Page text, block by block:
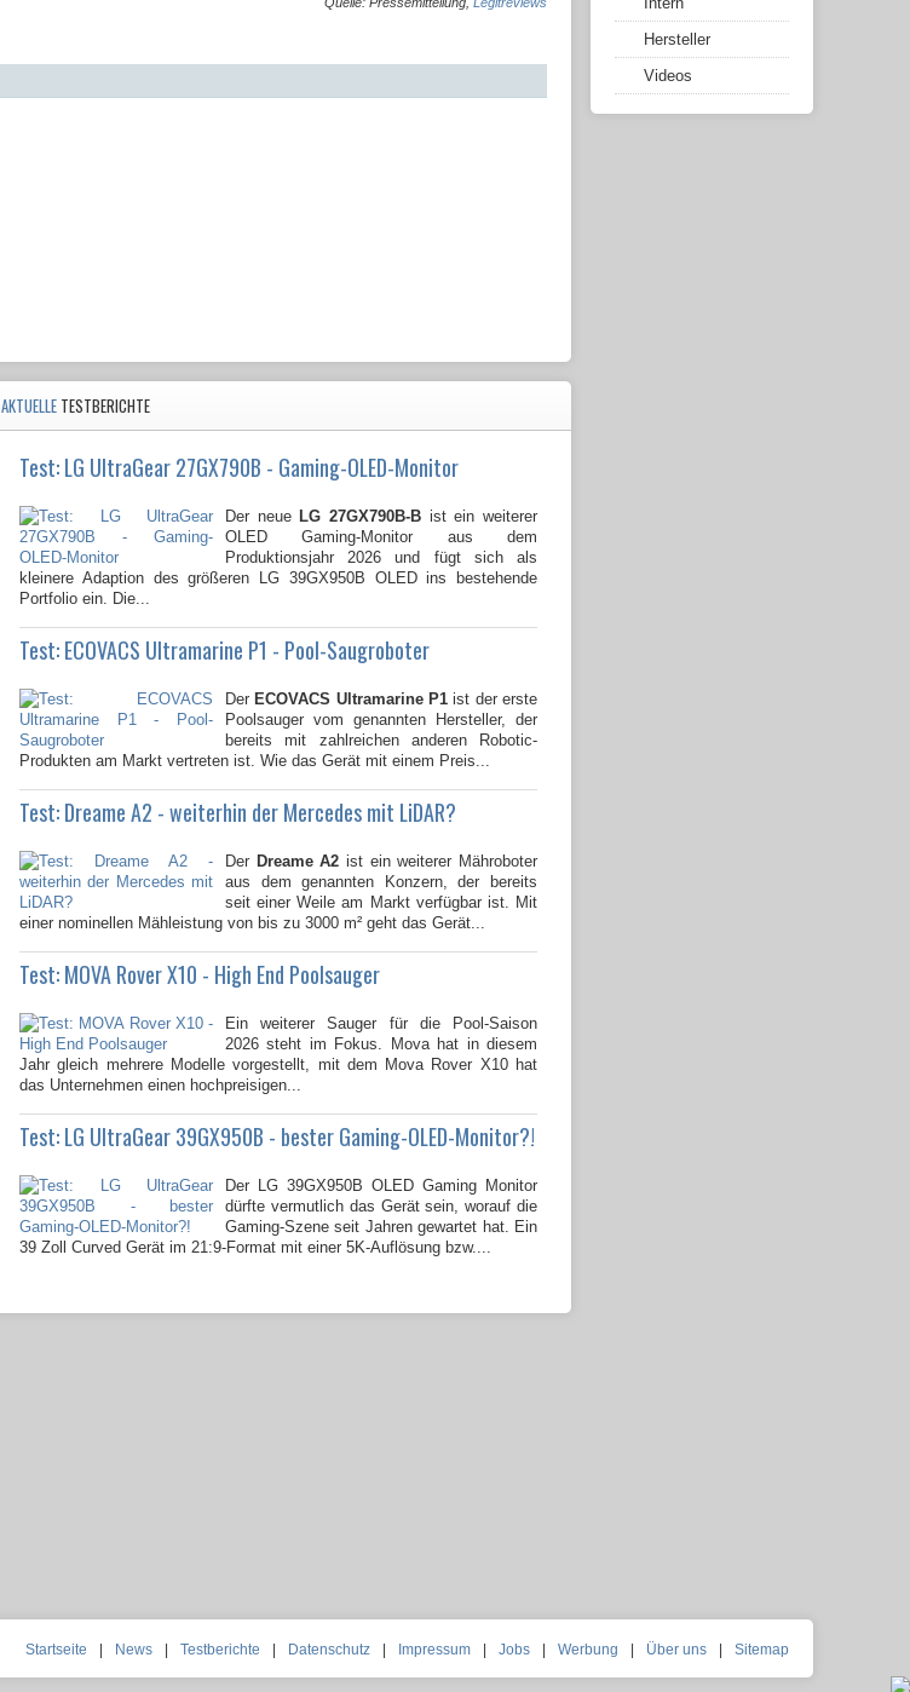
Quelle: Pressemitteilung, Legitreviews
AKTUELLE TESTBERICHTE
Test: LG UltraGear 27GX790B - Gaming-OLED-Monitor
Der neue LG 27GX790B-B ist ein weiterer
OLED Gaming-Monitor aus dem
Produktionsjahr 2026 und fügt sich als
kleinere Adaption des größeren LG 39GX950B OLED ins bestehende
Portfolio ein. Die...
Test: ECOVACS Ultramarine P1 - Pool-Saugroboter
Der ECOVACS Ultramarine P1 ist der erste
Poolsauger vom genannten Hersteller, der
bereits mit zahlreichen anderen Robotic-
Produkten am Markt vertreten ist. Wie das Gerät mit einem Preis...
Test: Dreame A2 - weiterhin der Mercedes mit LiDAR?
Der Dreame A2 ist ein weiterer Mähroboter
aus dem genannten Konzern, der bereits
seit einer Weile am Markt verfügbar ist. Mit
einer nominellen Mähleistung von bis zu 3000 m² geht das Gerät...
Test: MOVA Rover X10 - High End Poolsauger
Ein weiterer Sauger für die Pool-Saison
2026 steht im Fokus. Mova hat in diesem
Jahr gleich mehrere Modelle vorgestellt, mit dem Mova Rover X10 hat
das Unternehmen einen hochpreisigen...
Test: LG UltraGear 39GX950B - bester Gaming-OLED-Monitor?!
Der LG 39GX950B OLED Gaming Monitor
dürfte vermutlich das Gerät sein, worauf die
Gaming-Szene seit Jahren gewartet hat. Ein
39 Zoll Curved Gerät im 21:9-Format mit einer 5K-Auflösung bzw....
Hersteller
Videos
Sitemap
Über uns
Werbung
Jobs
Impressum
Datenschutz
Testberichte
News
Startseite